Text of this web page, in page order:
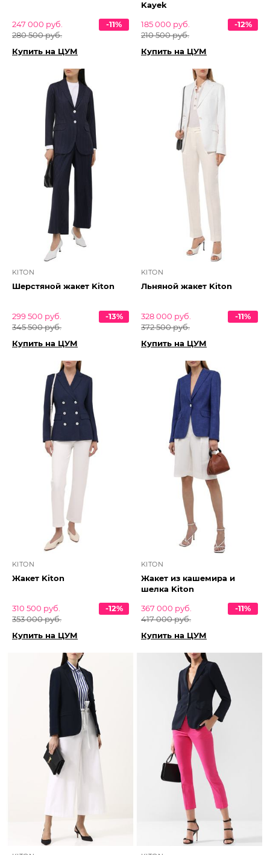
247 000 руб.
280 500 руб.
-11%
Купить на ЦУМ
Kayek
185 000 руб.
210 500 руб.
-12%
Купить на ЦУМ
KITON
Шерстяной жакет Kiton
299 500 руб.
345 500 руб.
-13%
Купить на ЦУМ
KITON
Льняной жакет Kiton
328 000 руб.
372 500 руб.
-11%
Купить на ЦУМ
KITON
Жакет Kiton
310 500 руб.
353 000 руб.
-12%
Купить на ЦУМ
KITON
Жакет из кашемира и
шелка Kiton
367 000 руб.
417 000 руб.
-11%
Купить на ЦУМ